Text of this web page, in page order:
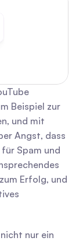
Beispiel zur
und mit
Angst, dass
Spam und
Erfolg, und
nur ein